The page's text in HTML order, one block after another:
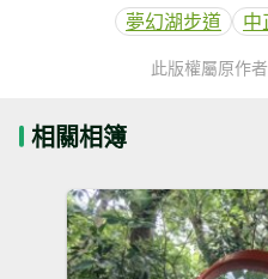
夢幻湖步道
中
此版權屬原作
相關相簿